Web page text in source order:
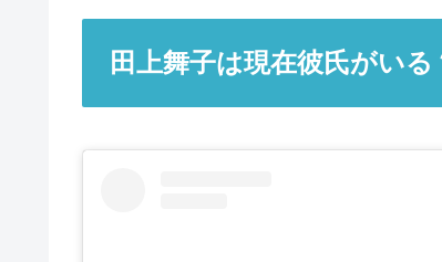
田上舞子は現在彼氏がいる